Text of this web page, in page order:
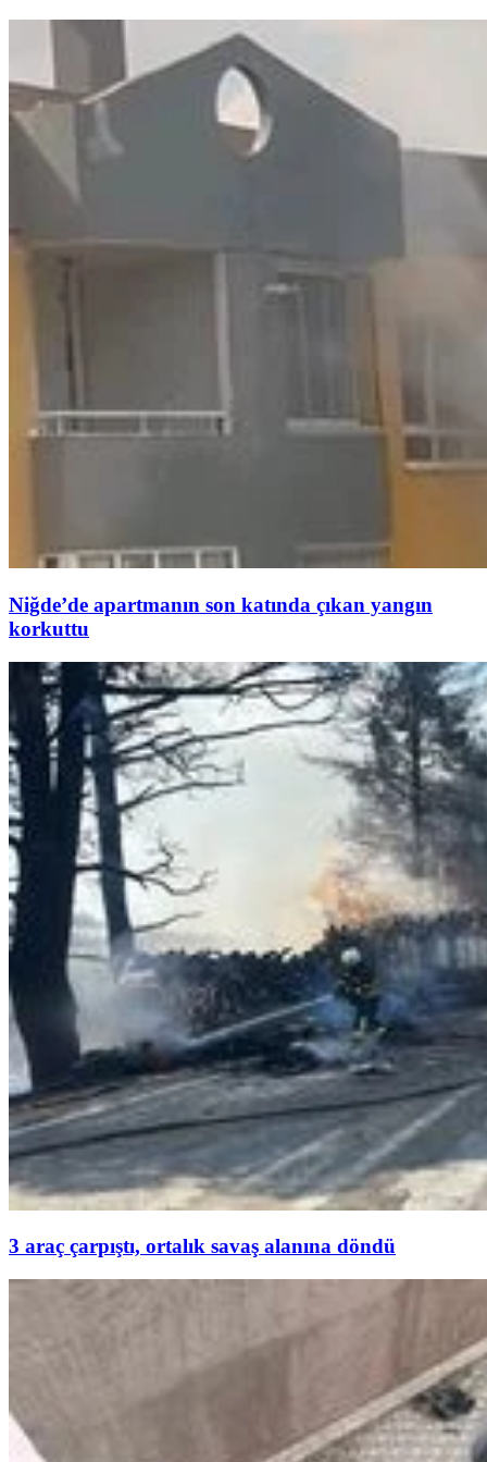
Niğde’de apartmanın son katında çıkan yangın
korkuttu
3 araç çarpıştı, ortalık savaş alanına döndü